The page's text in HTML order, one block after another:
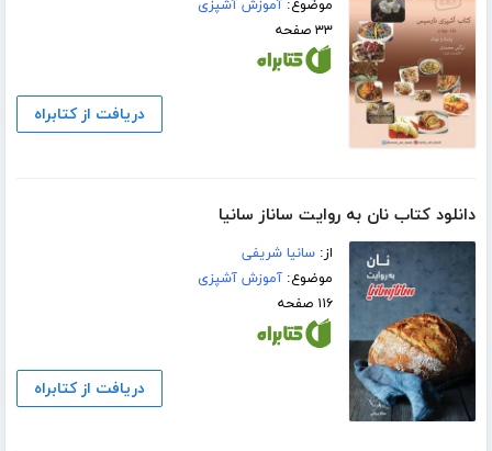
موضوع:آموزش آشپزی
۳۳ صفحه
دریافت از کتابراه
دانلود کتاب نان به روایت ساناز سانیا
از:سانیا شریفی
موضوع:آموزش آشپزی
۱۱۶ صفحه
دریافت از کتابراه